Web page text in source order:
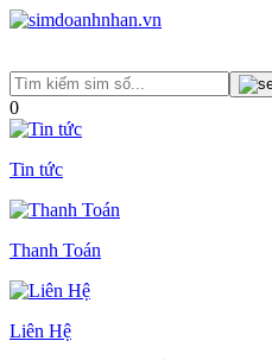
0
Tin tức
Thanh Toán
Liên Hệ